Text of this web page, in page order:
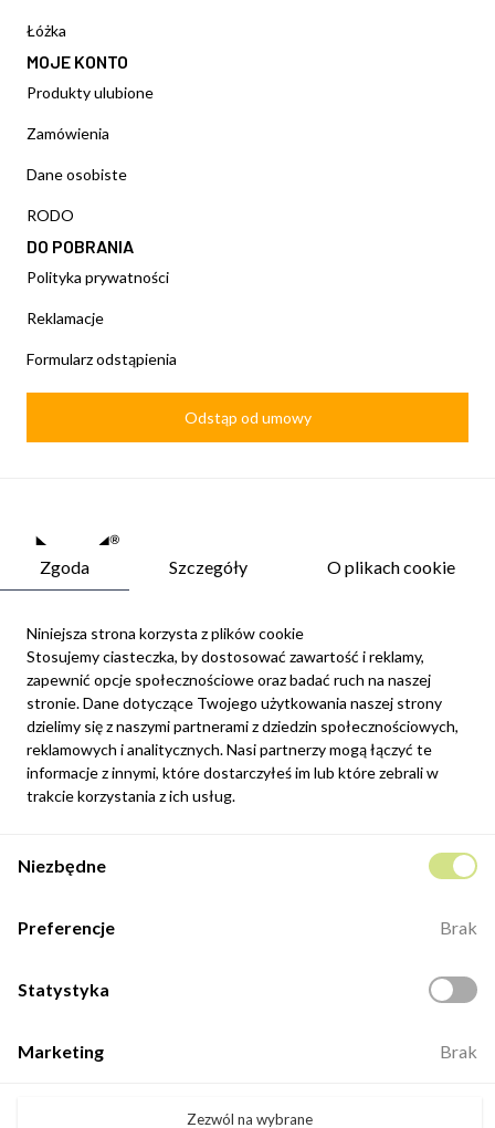
Łóżka
MOJE KONTO
Produkty ulubione
Zamówienia
Dane osobiste
RODO
DO POBRANIA
Polityka prywatności
Reklamacje
Formularz odstąpienia
Odstąp od umowy
Newsletter
Możesz zrezygnować w każdej chwili. W tym celu należy odnaleźć
szczegóły w naszej informacji prawnej.
Zapisz się
internetowego.
Kontakt
Otwarte: 8:00 -16:00
Zgoda Szczegóły O plikach cookie
Niniejsza strona korzysta z plików cookie
Stosujemy ciasteczka, by dostosować zawartość i reklamy,
zapewnić opcje społecznościowe oraz badać ruch na naszej
stronie. Dane dotyczące Twojego użytkowania naszej strony
dzielimy się z naszymi partnerami z dziedzin społecznościowych,
reklamowych i analitycznych. Nasi partnerzy mogą łączyć te
informacje z innymi, które dostarczyłeś im lub które zebrali w
trakcie korzystania z ich usług.
Niezbędne
Preferencje Brak
Statystyka
Marketing Brak
Zezwól na wybrane